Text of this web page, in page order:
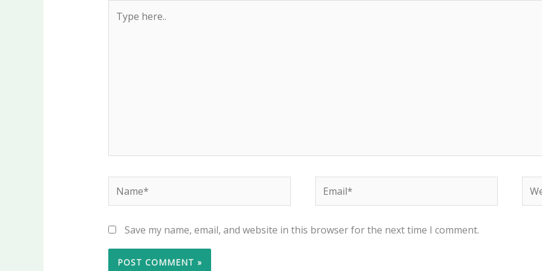
here..
Name* Email*
Save my name, email, and website in this browser for the next time I comment.